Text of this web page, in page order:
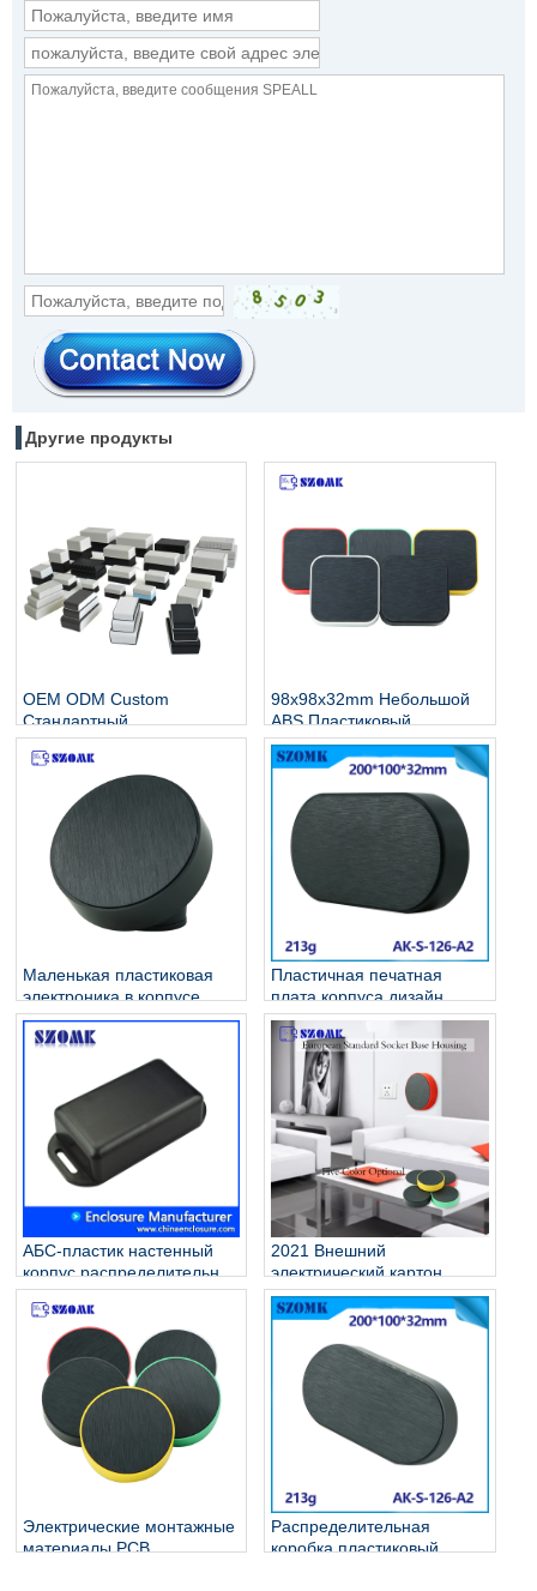
Другие продукты
OEM ODM Custom
Стандартный
производитель
пластиковых корпусов для
электроники
98x98x32mm Небольшой
ABS Пластиковый
электричество Сохранение
Стандартные электронные
Маленькая пластиковая
электроника в корпусе
соединительный корпус
корпус корпуса AK-S-127
Пластичная печатная
плата корпуса дизайн
аккумуляторный корпус
корпуса корпуса корпуса
корпуса ABS корпус AK-S-
АБС-пластик настенный
корпус распределительная
коробка AK-W-02 76x35x20
мм
2021 Внешний
электрический картон
разъем грузов выпускной
пластиковый корпус для
электрической домашней
базы PCB AK-S-127
Электрические монтажные
материалы PCB
Распределительная
коробка пластиковый